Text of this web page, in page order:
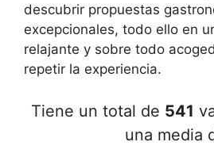
descubrir propuestas
excepcionales, todo ello en
relajante y sobre todo
repetir la experiencia.
Tiene un total de 541
una media